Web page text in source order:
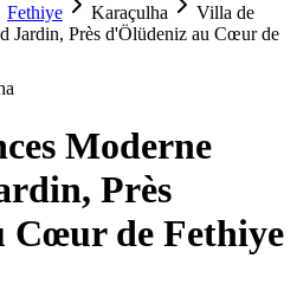
Fethiye Karaçulha
Villa de
Jardin, Près d'Ölüdeniz au Cœur de
Moderne
Près
Cœur de Fethiye